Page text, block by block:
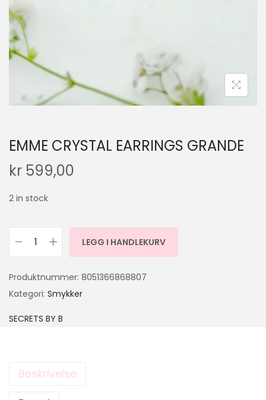
EMME CRYSTAL EARRINGS GRANDE
kr 599,00
2 in stock
LEGG I HANDLEKURV
Produktnummer: 8051366868807
Kategori: Smykker
SECRETS BY B
Beskrivelse